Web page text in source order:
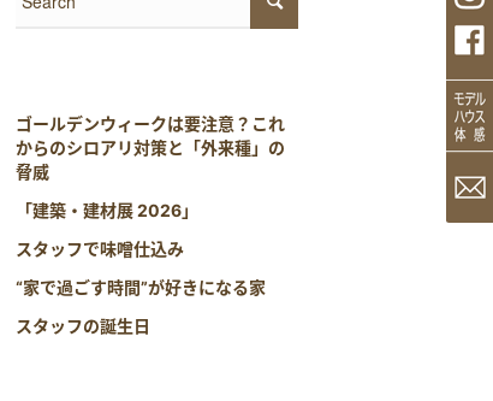
ゴールデンウィークは要注意？これ
からのシロアリ対策と「外来種」の
脅威
「建築・建材展 2026」
スタッフで味噌仕込み
“家で過ごす時間”が好きになる家
スタッフの誕生日